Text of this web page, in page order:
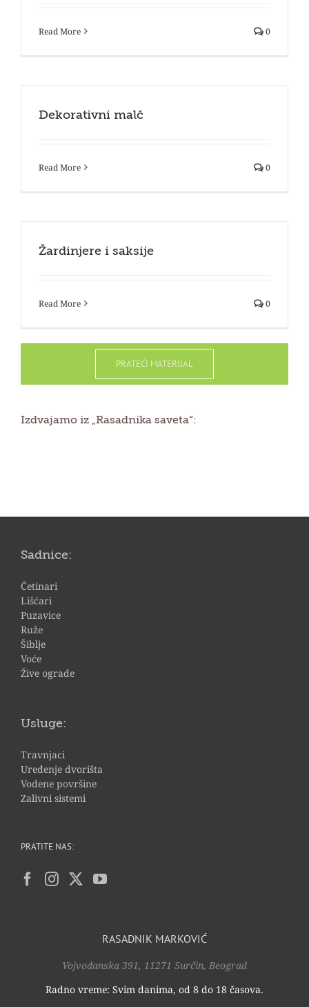
Read More 0
Dekorativni malč
Read More 0
Žardinjere i saksije
Read More 0
PRATEĆI MATERIJAL
Izdvajamo iz „Rasadnika saveta“:
Sadnice:
Četinari
Lišćari
Puzavice
Ruže
Šiblje
Voće
Žive ograde
Usluge:
Travnjaci
Uređenje dvorišta
Vodene površine
Zalivni sistemi
PRATITE NAS:
RASADNIK MARKOVIĆ
Vojvođanska 391, 11271 Surčin, Beograd
Radno vreme: Svim danima, od 8 do 18 časova.